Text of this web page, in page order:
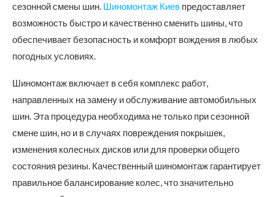
сезонной смены шин. Шиномонтаж Киев предоставляет
возможность быстро и качественно сменить шины, что
обеспечивает безопасность и комфорт вождения в любых
погодных условиях.
Шиномонтаж включает в себя комплекс работ,
направленных на замену и обслуживание автомобильных
шин. Эта процедура необходима не только при сезонной
смене шин, но и в случаях повреждения покрышек,
изменения колесных дисков или для проверки общего
состояния резины. Качественный шиномонтаж гарантирует
правильное балансирование колес, что значительно